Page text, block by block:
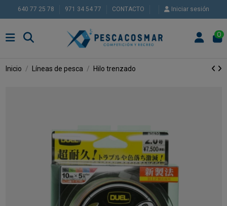
640 77 25 78 971 34 54 77 CONTACTO Iniciar sesión
0
Inicio Líneas de pesca Hilo trenzado